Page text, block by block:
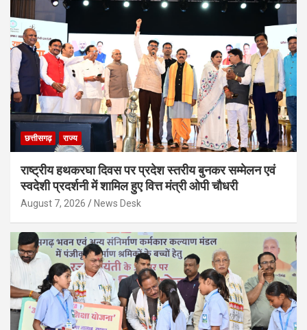
छत्तीसगढ़ राज्य
राष्ट्रीय हथकरघा दिवस पर प्रदेश स्तरीय बुनकर सम्मेलन एवं
स्वदेशी प्रदर्शनी में शामिल हुए वित्त मंत्री ओपी चौधरी
August 7, 2026 News Desk